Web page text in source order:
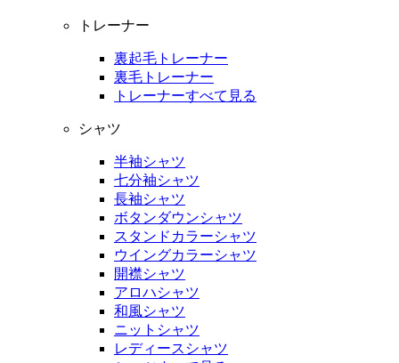
トレーナー
裏起毛トレーナー
裏毛トレーナー
トレーナーすべて見る
シャツ
半袖シャツ
七分袖シャツ
長袖シャツ
ボタンダウンシャツ
スタンドカラーシャツ
ウイングカラーシャツ
開襟シャツ
アロハシャツ
和風シャツ
ニットシャツ
レディースシャツ